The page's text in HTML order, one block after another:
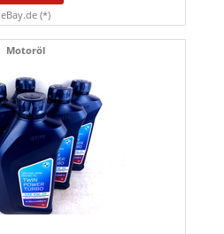
eBay.de (*)
Motoröl